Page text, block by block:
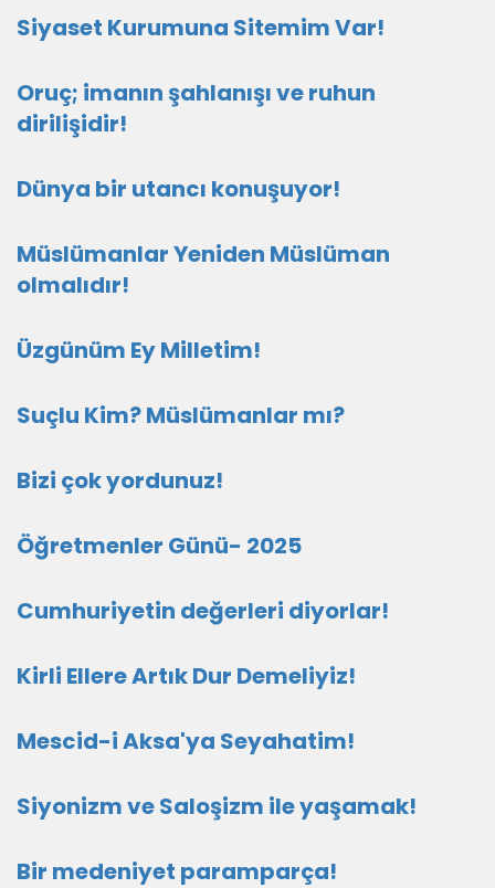
Siyaset Kurumuna Sitemim Var!
Oruç; imanın şahlanışı ve ruhun
dirilişidir!
Dünya bir utancı konuşuyor!
Müslümanlar Yeniden Müslüman
olmalıdır!
Üzgünüm Ey Milletim!
Suçlu Kim? Müslümanlar mı?
Bizi çok yordunuz!
Öğretmenler Günü- 2025
Cumhuriyetin değerleri diyorlar!
Kirli Ellere Artık Dur Demeliyiz!
Mescid-i Aksa'ya Seyahatim!
Siyonizm ve Saloşizm ile yaşamak!
Bir medeniyet paramparça!